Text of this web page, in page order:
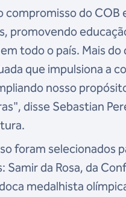
compromisso do COB
promovendo
todo o país. Mais do
que impulsiona a
nosso
disse Sebastian
foram selecionados
da Rosa, da
medalhista